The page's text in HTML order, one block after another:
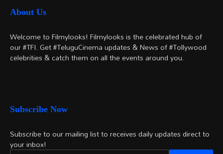
About Us
Welcome to Filmylooks! Filmylooks is the celebrated hub of
our #TFI. Get #TeluguCinema updates & News of #Tollywood
celebrities & catch them on all the events around you.
Subscribe Now
Subscribe to our mailing list to receives daily updates direct to
your inbox!